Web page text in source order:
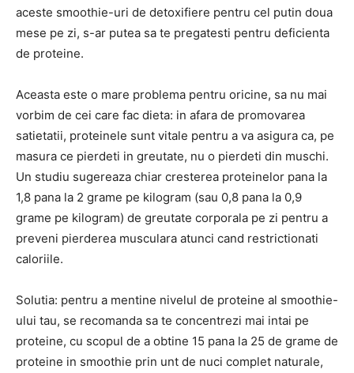
aceste smoothie-uri de detoxifiere pentru cel putin doua
mese pe zi, s-ar putea sa te pregatesti pentru deficienta
de proteine.
Aceasta este o mare problema pentru oricine, sa nu mai
vorbim de cei care fac dieta: in afara de promovarea
satietatii, proteinele sunt vitale pentru a va asigura ca, pe
masura ce pierdeti in greutate, nu o pierdeti din muschi.
Un studiu sugereaza chiar cresterea proteinelor pana la
1,8 pana la 2 grame pe kilogram (sau 0,8 pana la 0,9
grame pe kilogram) de greutate corporala pe zi pentru a
preveni pierderea musculara atunci cand restrictionati
caloriile.
Solutia: pentru a mentine nivelul de proteine ​​al smoothie-
ului tau, se recomanda sa te concentrezi mai intai pe
proteine, cu scopul de a obtine 15 pana la 25 de grame de
proteine ​​in smoothie prin unt de nuci complet naturale,